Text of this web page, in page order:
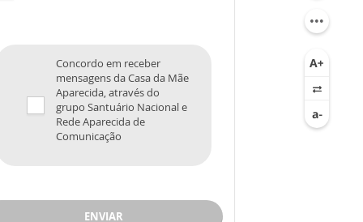
Concordo em receber
mensagens da Casa da Mãe
Aparecida, através do
grupo Santuário Nacional e
Rede Aparecida de
Comunicação
ENVIAR